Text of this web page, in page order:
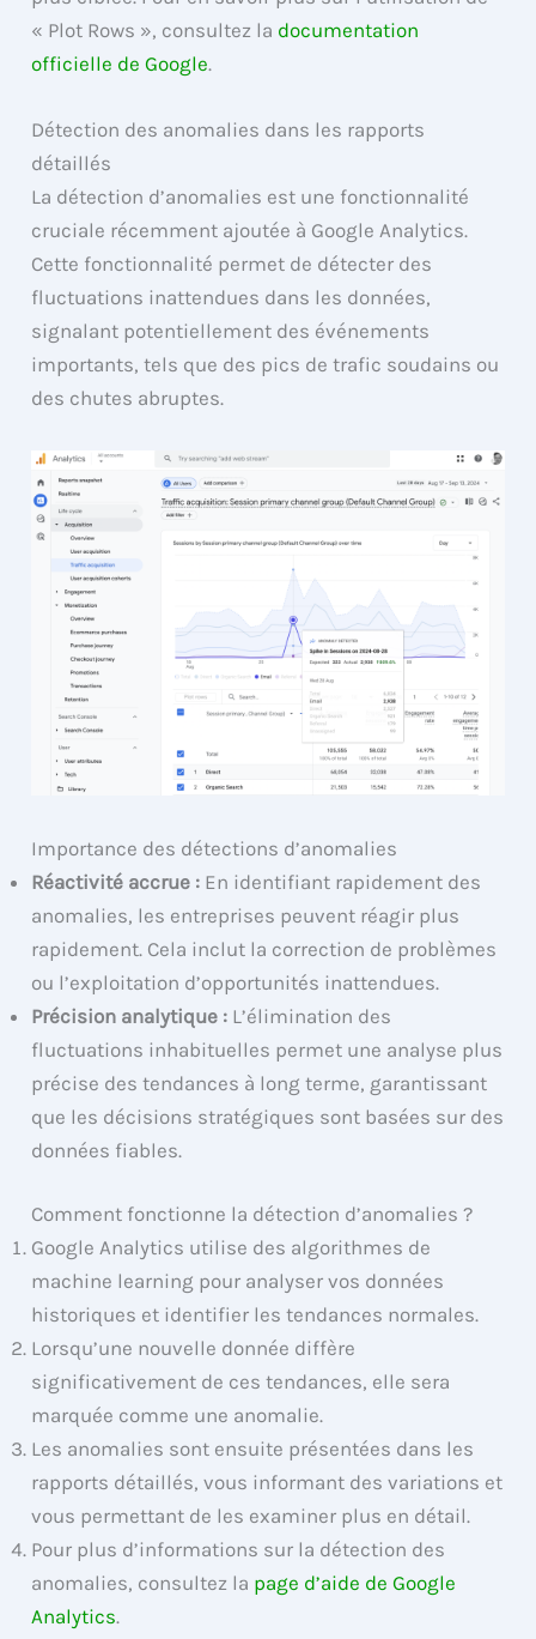
« Plot Rows », consultez la documentation
officielle de Google.
Détection des anomalies dans les rapports
détaillés
La détection d’anomalies est une fonctionnalité
cruciale récemment ajoutée à Google Analytics.
Cette fonctionnalité permet de détecter des
fluctuations inattendues dans les données,
signalant potentiellement des événements
importants, tels que des pics de trafic soudains ou
des chutes abruptes.
Importance des détections d’anomalies
Réactivité accrue : En identifiant rapidement des
anomalies, les entreprises peuvent réagir plus
rapidement. Cela inclut la correction de problèmes
ou l’exploitation d’opportunités inattendues.
Précision analytique : L’élimination des
fluctuations inhabituelles permet une analyse plus
précise des tendances à long terme, garantissant
que les décisions stratégiques sont basées sur des
données fiables.
Comment fonctionne la détection d’anomalies ?
Google Analytics utilise des algorithmes de
machine learning pour analyser vos données
historiques et identifier les tendances normales.
Lorsqu’une nouvelle donnée diffère
significativement de ces tendances, elle sera
marquée comme une anomalie.
Les anomalies sont ensuite présentées dans les
rapports détaillés, vous informant des variations et
vous permettant de les examiner plus en détail.
Pour plus d’informations sur la détection des
anomalies, consultez la page d’aide de Google
Analytics.